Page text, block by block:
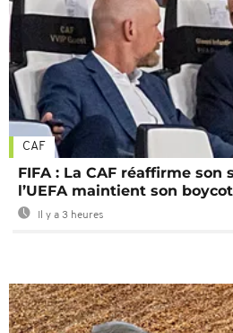
CAF
FIFA : La CAF réaffirme
l’UEFA maintient son
Il y a 3 heures